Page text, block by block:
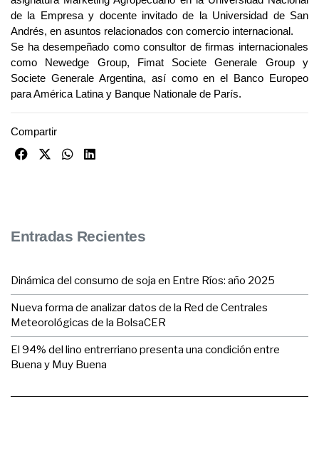
de la Empresa y docente invitado de la Universidad de San
Andrés, en asuntos relacionados con comercio internacional.
Se ha desempeñado como consultor de firmas internacionales
como Newedge Group, Fimat Societe Generale Group y
Societe Generale Argentina, así como en el Banco Europeo
para América Latina y Banque Nationale de París.
Compartir
Entradas Recientes
Dinámica del consumo de soja en Entre Ríos: año 2025
Nueva forma de analizar datos de la Red de Centrales
Meteorológicas de la BolsaCER
El 94% del lino entrerriano presenta una condición entre
Buena y Muy Buena